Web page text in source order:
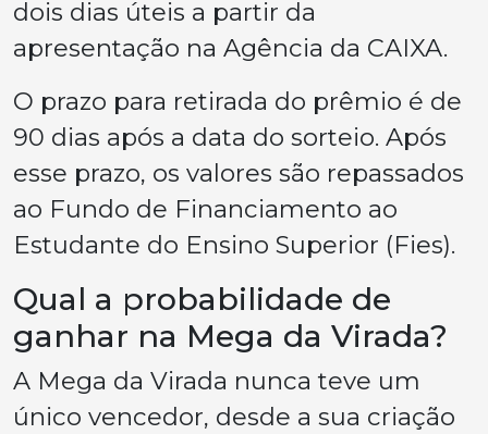
dois dias úteis a partir da
apresentação na Agência da CAIXA.
O prazo para retirada do prêmio é de
90 dias após a data do sorteio. Após
esse prazo, os valores são repassados
ao Fundo de Financiamento ao
Estudante do Ensino Superior (Fies).
Qual a probabilidade de
ganhar na Mega da Virada?
A Mega da Virada nunca teve um
único vencedor, desde a sua criação